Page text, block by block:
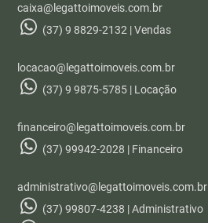
caixa@legattoimoveis.com.br
(37) 9 8829-2132 | Vendas
locacao@legattoimoveis.com.br
(37) 9 9875-5785 | Locação
financeiro@legattoimoveis.com.br
(37) 99942-2028 | Financeiro
administrativo@legattoimoveis.com.br
(37) 99807-4238 | Administrativo